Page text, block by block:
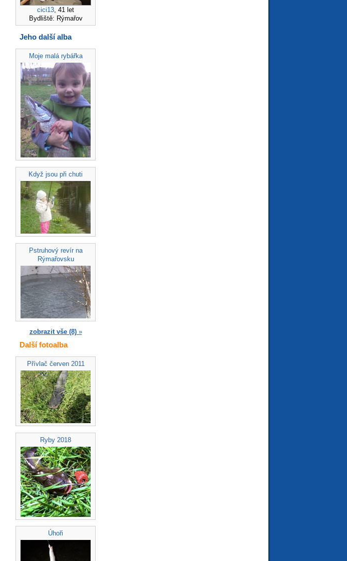
cici13, 41 let
Bydliště: Rýmařov
Jeho další alba
Moje malá rybářka
Když jsou při chuti
Pstruhový revír na
Rýmařovsku
zobrazit vše (8)»
Další fotoalba
Přívlač červen 2011
Ryby 2018
Úhoři